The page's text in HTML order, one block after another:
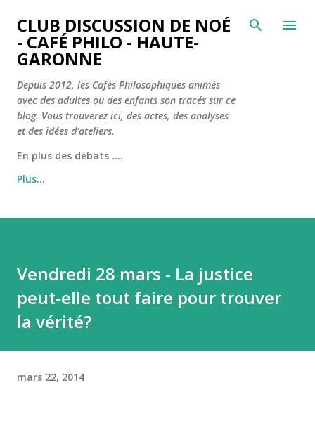
Accéder au contenu principal
CLUB DISCUSSION DE NOÉ
- CAFÉ PHILO - HAUTE-
GARONNE
Depuis 2012, les Cafés Philosophiques animés
avec des adultes ou des enfants son tracés sur ce
blog. Vous trouverez ici, des actes, des analyses
et des idées d'ateliers.
En plus des débats ....
Plus…
Vendredi 28 mars - La justice
peut-elle tout faire pour trouver
la vérité?
mars 22, 2014